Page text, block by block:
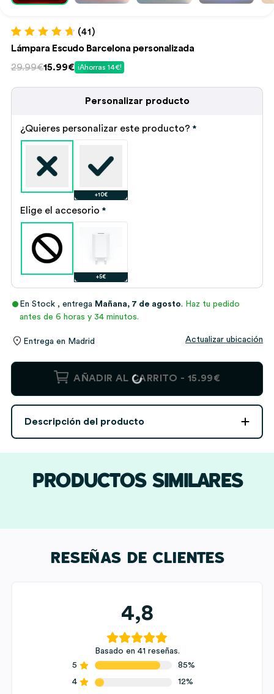
Valorado con
de 5 en
base a
41
de clientes
(41)
Lámpara Escudo Barcelona personalizada
29.99€
El
29.99€.
15.99€
El
15.99€.
¡Ahorras 14€!
Personalizar producto
¿Quieres personalizar este producto? *
+10€
Elige el accesorio *
+5€
En Stock , entrega Mañana, 7 de agosto. Haz tu pedido
antes de 6 horas y 34 minutos.
Entrega en Madrid Actualizar ubicación
Lámpara
Barcelona
cantidad
AÑADIR AL CARRITO - 15.99€
Descripción del producto
PRODUCTOS SIMILARES
RESEÑAS DE CLIENTES
4,8
Basado en 41 reseñas.
5
85%
4
12%